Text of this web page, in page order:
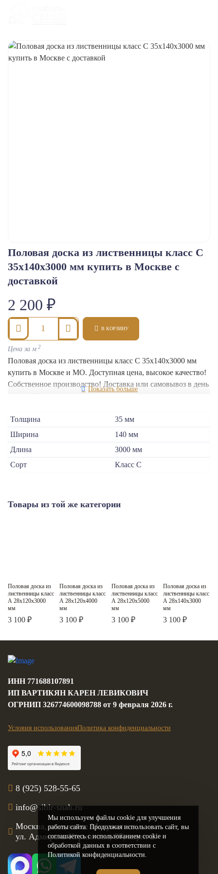
Мы используем файлы cookie для улучшения
работы сайта. Продолжая использовать сайт, вы
соглашаетесь с использованием cookie и
обработкой данных в соответствии с
Политикой конфиденциальности.
Класс C
Половая доска из лиственницы класс С
35x140x3000 мм купить в Москве с
доставкой
2 200 ₽
В КОРЗИНУ
Толщина
35 мм
Ширина
140 мм
Длина
3000 мм
Сорт
Класс С
Половая доска из лиственницы класс С 35x140x3000 мм
купить в Москве и МО. Доступная цена, высокое качество!
Собственное производство! Доставка или самовывоз в день
Цена за м 2
Товары из той же категории
Класс A
Половая доска из
лиственницы класс
А 28x120x3000
мм
3 100 ₽
Класс A
Половая доска из
лиственницы класс
А 28x120x4000
мм
3 100 ₽
Класс A
Половая доска из
лиственницы класс
А 28x120x5000
мм
3 100 ₽
Класс A
Половая доска из
лиственницы класс
А 28x140x3000
мм
3 100 ₽
ИНН 771688107891
ИП ВАРТИКЯН КАРЕН ЛЕВИКОВИЧ
ОГРНИП 326774600098788 от 9 февраля 2026 г.
Условия использованияПолитика конфиденциальности
8 (925) 528-55-65
info@sibir-snab.ru
Москва, поселение Мосрентген,
ул. Адмирала Корнилова, 87, корп. 2